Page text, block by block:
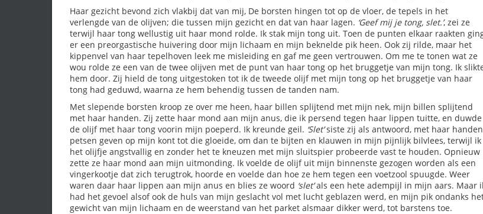
Haar gezicht bevond zich vlakbij dat van mij, De borsten hingen tot op de vloer, de tepels in het
verlengde van de olijven; die tussen mijn gezicht en dat van haar lagen. ‘Geef mij je tong, slet.’, zei ze
terwijl haar tong wellustig uit haar mond rolde. Ik stak mijn tong uit. Toen de punten elkaar raakten
er een preorgastische huivering door mijn lichaam en mijn beknelde pik heen. Ook zij rilde, maar het
kippenvel van haar tepelhoven leek me misleiding en gaf me geen vertrouwen. Om me te tonen wat ze
wou rolde ze een van de twee olijven met de punt van haar tong op het bruggetje van mijn tong. Ik
hem door. Zij hield de tong uitgestoken tot ik de tweede olijf met mijn tong op het bruggetje van haar
tong had geduwd, waarna ze hem behendig tussen de tanden nam.
Met slepende borsten kroop ze over me heen, haar billen splijtend met mijn nek, mijn billen splijtend
met haar handen. Zij zette haar mond aan mijn anus, die ik persend tegen haar lippen tuitte, en duwde
de olijf met haar tong voorin mijn poeperd. Ik kreunde geil. ‘Slet’siste zij als antwoord, met haar handen
petsen geven op mijn kont tot die gloeide, om dan te bijten en klauwen in mijn pijnlijk bilvlees, terwijl ik
het olijfje angstvallig en zonder het te kneuzen met mijn sluitspier probeerde vast te houden. Opnieuw
zette ze haar mond aan mijn uitmonding. Ik voelde de olijf uit mijn binnenste gezogen worden als een
vingerkootje dat zich terugtrok, hoorde en voelde dan hoe ze hem tegen een voetzool spuugde. Weer
waren daar haar lippen aan mijn anus en blies ze woord ‘slet’als een hete adempijl in mijn aars. Maar
had het gevoel alsof ook de huls van mijn geslacht vol met lucht geblazen werd, en mijn pik ondanks
gewicht van mijn lichaam en de weerstand van het parket alsmaar dikker werd, tot barstens toe.